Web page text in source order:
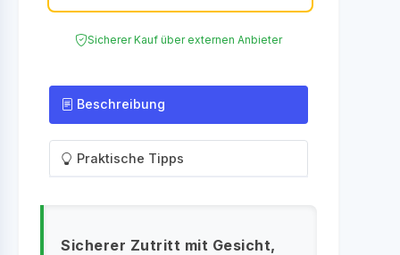
Sicherer Kauf über externen Anbieter
Beschreibung
Praktische Tipps
Sicherer Zutritt mit Gesicht,